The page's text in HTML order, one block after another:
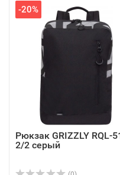
-20%
Рюкзак GRIZZLY RQL-
2/2 серый